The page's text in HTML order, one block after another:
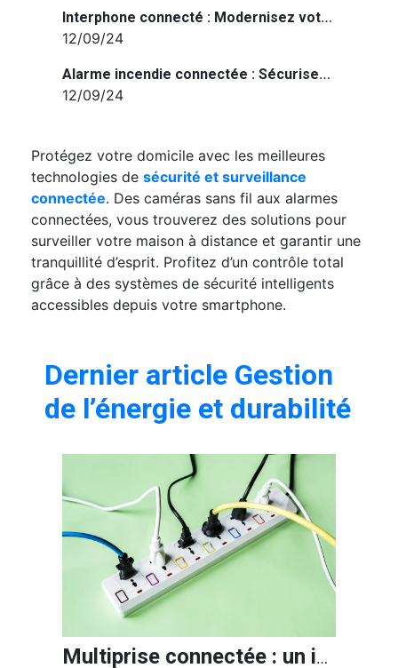
Interphone connecté : Modernisez votre entrée avec un dispositif intelligent
12/09/24
Alarme incendie connectée : Sécurisez votre maison avec une protection intelligente
12/09/24
Protégez votre domicile avec les meilleures
technologies de sécurité et surveillance
connectée. Des caméras sans fil aux alarmes
connectées, vous trouverez des solutions pour
surveiller votre maison à distance et garantir une
tranquillité d’esprit. Profitez d’un contrôle total
grâce à des systèmes de sécurité intelligents
accessibles depuis votre smartphone.
Dernier article Gestion
de l’énergie et durabilité
Multiprise connectée : un indispensable pour une maison intelligente